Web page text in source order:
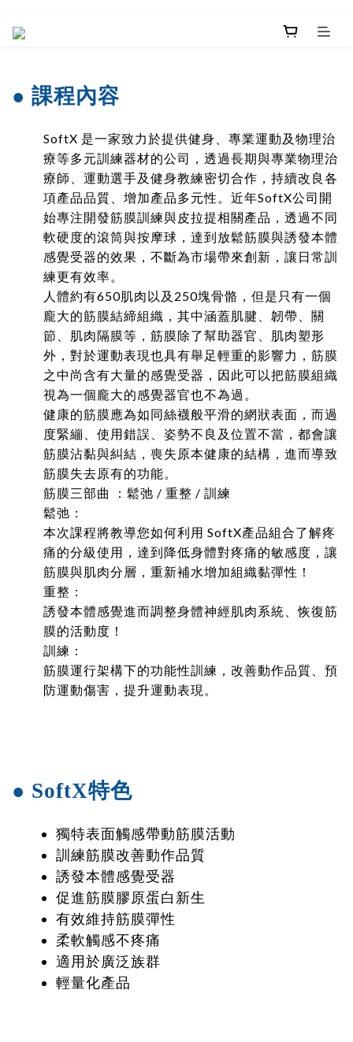
● 課程內容
SoftX 是一家致力於提供健身、專業運動及物理治
療等多元訓練器材的公司，透過長期與專業物理治
療師、運動選手及健身教練密切合作，持續改良各
項產品品質、增加產品多元性。近年SoftX公司開
始專注開發筋膜訓練與皮拉提相關產品，透過不同
軟硬度的滾筒與按摩球，達到放鬆筋膜與誘發本體
感覺受器的效果，不斷為市場帶來創新，讓日常訓
練更有效率。
人體約有650肌肉以及250塊骨骼，但是只有一個
龐大的筋膜結締組織，其中涵蓋肌腱、韌帶、關
節、肌肉隔膜等，筋膜除了幫助器官、肌肉塑形
外，對於運動表現也具有舉足輕重的影響力，筋膜
之中尚含有大量的感覺受器，因此可以把筋膜組織
視為一個龐大的感覺器官也不為過。
健康的筋膜應為如同絲襪般平滑的網狀表面，而過
度緊繃、使用錯誤、姿勢不良及位置不當，都會讓
筋膜沾黏與糾結，喪失原本健康的結構，進而導致
筋膜失去原有的功能。
筋膜三部曲 ：鬆弛 / 重整 / 訓練
鬆弛：
本次課程將教導您如何利用 SoftX產品組合了解疼
痛的分級使用，達到降低身體對疼痛的敏感度，讓
筋膜與肌肉分層，重新補水增加組織黏彈性！
重整：
誘發本體感覺進而調整身體神經肌肉系統、恢復筋
膜的活動度！
訓練：
筋膜運行架構下的功能性訓練，改善動作品質、預
防運動傷害，提升運動表現。
● SoftX特色
獨特表面觸感帶動筋膜活動
訓練筋膜改善動作品質
誘發本體感覺受器
促進筋膜膠原蛋白新生
有效維持筋膜彈性
柔軟觸感不疼痛
適用於廣泛族群
輕量化產品